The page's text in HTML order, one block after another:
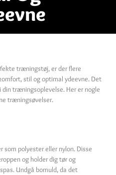
træningstøj, er der flere
stil og optimal ydeevne. Det
træningsoplevelse. Her er nogle
træningsøvelser.
polyester eller nylon. Disse
og holder dig tør og
Undgå bomuld, da det